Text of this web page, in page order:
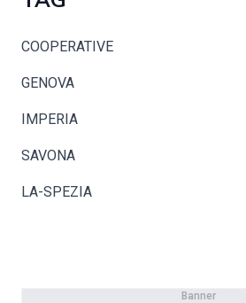
COOPERATIVE
GENOVA
IMPERIA
SAVONA
LA-SPEZIA
Banner